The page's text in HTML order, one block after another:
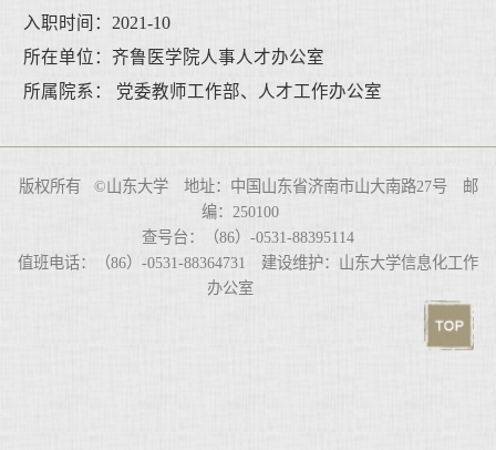
入职时间：2021-10
所在单位：齐鲁医学院人事人才办公室
所属院系： 党委教师工作部、人才工作办公室
版权所有 ©山东大学 地址：中国山东省济南市山大南路27号 邮
编：250100
查号台：（86）-0531-88395114
值班电话：（86）-0531-88364731 建设维护：山东大学信息化工作
办公室